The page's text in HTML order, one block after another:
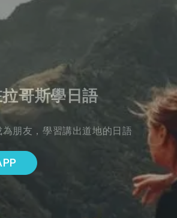
哥斯學日語
朋友，學習講出道地的日語